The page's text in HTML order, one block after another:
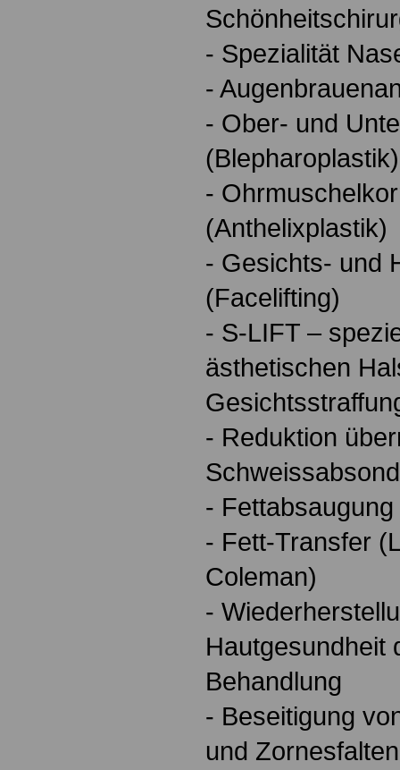
- Spezialität
-
- Ober- und
(Blepharoplastik)
-
(Anthelixplastik)
- Gesichts- und
(Facelifting)
- S-LIFT –
ästhetischen
- Reduktion
-
- Fett-Transfer
Coleman)
-
Hautgesundheit
Behandlung
- Beseitigung
und